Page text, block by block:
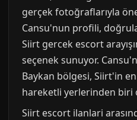
gerçek fotoğraflarıyla
Cansu'nun profili,
Siirt gercek escort
seçenek sunuyor.
Baykan bölgesi, Siirt'in
hareketli yerlerinden biri
Siirt escort ilanlari